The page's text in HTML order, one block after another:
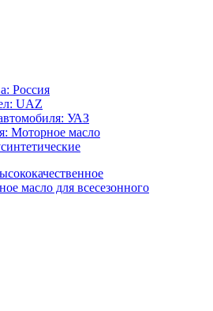
Россия
UAZ
УАЗ
Моторное масло
масло для всесезонного